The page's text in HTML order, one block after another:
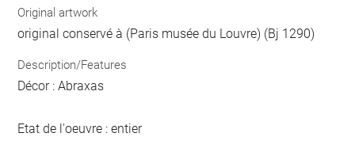
Original artwork
original conservé à (Paris musée du Louvre) (Bj 1290)
Description/Features
Décor : Abraxas
Etat de l'oeuvre : entier